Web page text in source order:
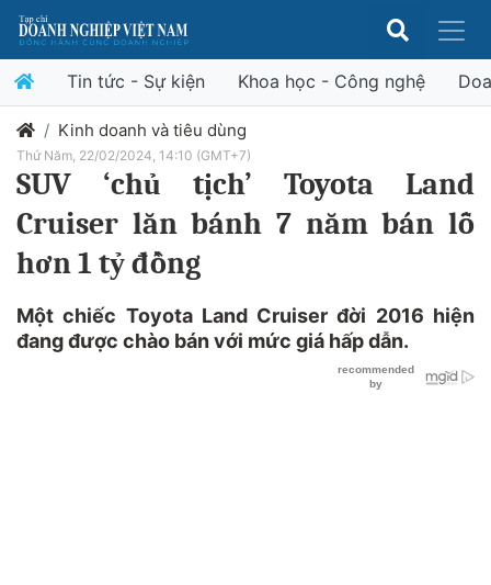
Tin tức - Sự kiện Khoa học - Công nghệ
Kinh doanh và tiêu dùng
Thứ Năm, 22/02/2024, 14:10 (GMT+7)
SUV ‘chủ tịch’ Toyota Land
Cruiser lăn bánh 7 năm bán lỗ
hơn 1 tỷ đồng
Một chiếc Toyota Land Cruiser đời 2016 hiện
đang được chào bán với mức giá hấp dẫn.